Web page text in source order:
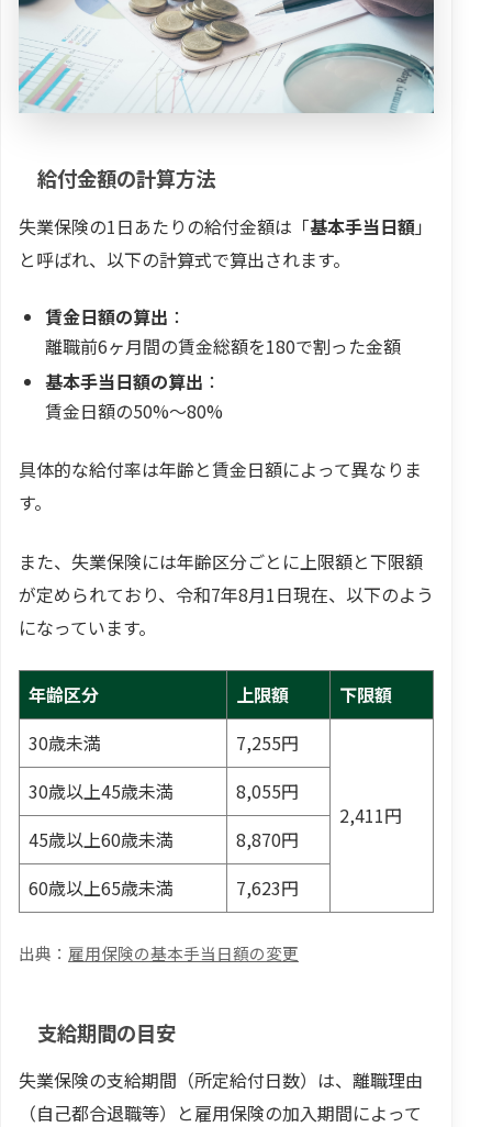
給付金額の計算方法
失業保険の1日あたりの給付金額は「基本手当日額」
と呼ばれ、以下の計算式で算出されます。
賃金日額の算出 ：
離職前6ヶ月間の賃金総額を180で割った金額
基本手当日額の算出 ：
賃金日額の50%〜80%
具体的な給付率は年齢と賃金日額によって異なりま
す。
また、失業保険には年齢区分ごとに上限額と下限額
が定められており、令和7年8月1日現在、以下のよう
になっています。
年齢区分 上限額
下限額
30歳未満
7,255円
2,411円
30歳以上45歳未満
8,055円
45歳以上60歳未満
8,870円
60歳以上65歳未満
7,623円
雇用保険の基本手当日額の変更
支給期間の目安
失業保険の支給期間（所定給付日数）は、離職理由
（自己都合退職等）と雇用保険の加入期間によって